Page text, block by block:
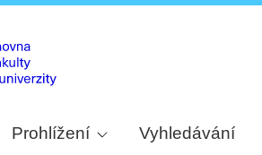
Prohlížení Vyhledávání